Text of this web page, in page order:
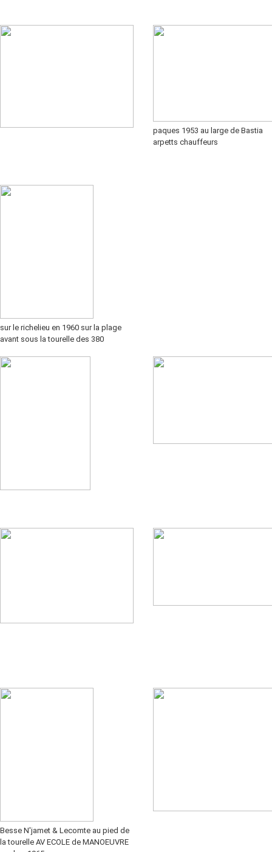
paques 1953 au large de Bastia
arpetts chauffeurs
sur le richelieu en 1960 sur la plage
avant sous la tourelle des 380
Besse N'jamet & Lecomte au pied de
la tourelle AV ECOLE de MANOEUVRE